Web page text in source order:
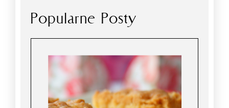
Popularne Posty